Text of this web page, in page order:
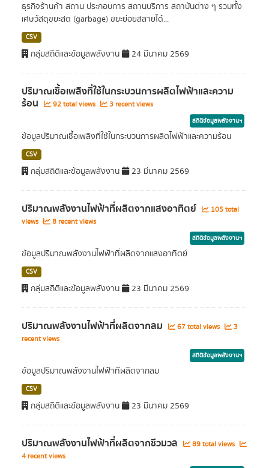
ธุรกิจร้านค้า สถาน ประกอบการ สถานบริการ สถาบันต่าง ๆ รวมทั้ง
เศษวัสดุขยะสด (garbage) ขยะย่อยสลายได้...
CSV
กลุ่มสถิติและข้อมูลพลังงาน 24 มีนาคม 2569
ปริมาณเชื้อเพลิงที่ใช้ในกระบวนการผลิตไฟฟ้าและความ
ร้อน 92 total views 3 recent views
สถิติข้อมูลพลังงานฯ
ข้อมูลปริมาณเชื้อเพลิงที่ใช้ในกระบวนการผลิตไฟฟ้าและความร้อน
CSV
กลุ่มสถิติและข้อมูลพลังงาน 23 มีนาคม 2569
ปริมาณพลังงานไฟฟ้าที่ผลิตจากแสงอาทิตย์
105 total
views
8 recent views
สถิติข้อมูลพลังงานฯ
ข้อมูลปริมาณพลังงานไฟฟ้าที่ผลิตจากแสงอาทิตย์
CSV
กลุ่มสถิติและข้อมูลพลังงาน 23 มีนาคม 2569
ปริมาณพลังงานไฟฟ้าที่ผลิตจากลม 67 total views
3
recent views
สถิติข้อมูลพลังงานฯ
ข้อมูลปริมาณพลังงานไฟฟ้าที่ผลิตจากลม
CSV
กลุ่มสถิติและข้อมูลพลังงาน 23 มีนาคม 2569
ปริมาณพลังงานไฟฟ้าที่ผลิตจากชีวมวล
89 total views
4 recent views